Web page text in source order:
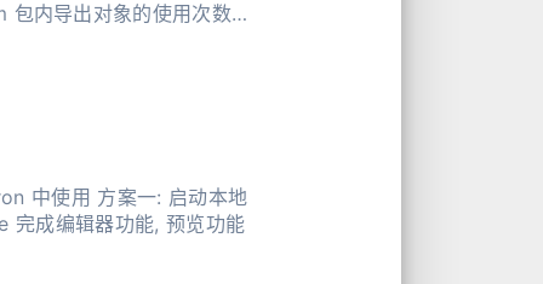
包内导出对象的使用次数.
中使用 方案一: 启动本地
成编辑器功能, 预览功能